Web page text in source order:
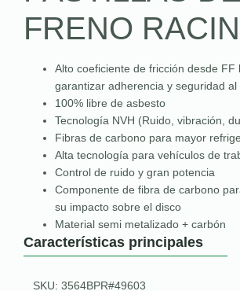
FRENO
Alto coeficiente de fricción desde FF
garantizar adherencia y seguridad al
100% libre de asbesto
Tecnología NVH (Ruido, vibración,
Fibras de carbono para mayor
Alta tecnología para vehículos de
Control de ruido y gran potencia
Componente de fibra de carbono
su impacto sobre el disco
Material semi metalizado + carbón
Características principales
SKU: 3564BPR#49603